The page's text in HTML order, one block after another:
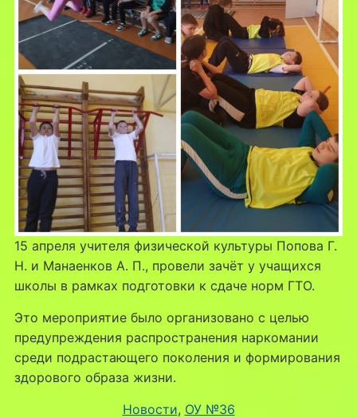
15 апреля учителя физической культуры Попова Г.
Н. и Манаенков А. П., провели зачёт у учащихся
школы в рамках подготовки к сдаче норм ГТО.
Это мероприятие было организовано с целью
предупреждения распространения наркомании
среди подрастающего поколения и формирования
здорового образа жизни.
Новости, ОУ №36